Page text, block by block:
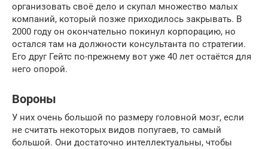
организовать своё дело и скупал множество малых
компаний, который позже приходилось закрывать. В
2000 году он окончательно покинул корпорацию, но
остался там на должности консультанта по стратегии.
Его друг Гейтс по-прежнему вот уже 40 лет остаётся для
него опорой.
Вороны
У них очень большой по размеру головной мозг, если
не считать некоторых видов попугаев, то самый
большой. Они достаточно интеллектуальны, чтобы